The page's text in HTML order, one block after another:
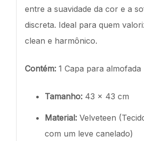
entre a suavidade da cor e a
discreta. Ideal para quem
clean e harmônico.
Contém: 1 Capa para almofada
Tamanho: 43 x 43 cm
Material: Velveteen
com um leve canelado)